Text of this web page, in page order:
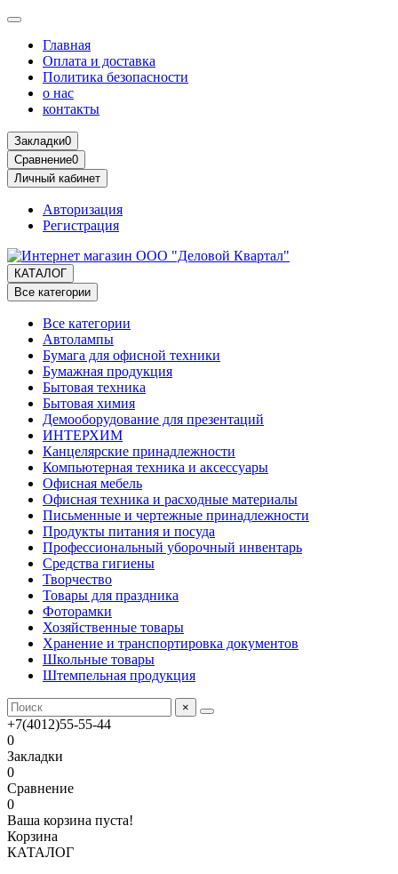
Главная
Оплата и доставка
Политика безопасности
о нас
контакты
Закладки0
Сравнение0
Личный кабинет
Авторизация
Регистрация
КАТАЛОГ
Все категории
Все категории
Автолампы
Бумага для офисной техники
Бумажная продукция
Бытовая техника
Бытовая химия
Демооборудование для презентаций
ИНТЕРХИМ
Канцелярские принадлежности
Компьютерная техника и аксессуары
Офисная мебель
Офисная техника и расходные материалы
Письменные и чертежные принадлежности
Продукты питания и посуда
Профессиональный уборочный инвентарь
Средства гигиены
Творчество
Товары для праздника
Фоторамки
Хозяйственные товары
Хранение и транспортировка документов
Школьные товары
Штемпельная продукция
×
+7(4012)55-55-44
0
Закладки
0
Сравнение
0
Ваша корзина пуста!
Корзина
КАТАЛОГ